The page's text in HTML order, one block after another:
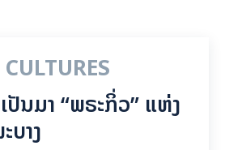
ປັນມາ “ພຣະກິ່ວ” ແຫ່ງ
າງ